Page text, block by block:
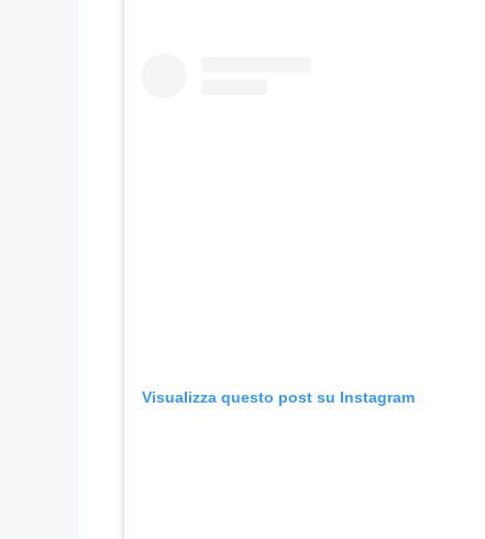
Visualizza questo post su Instagram